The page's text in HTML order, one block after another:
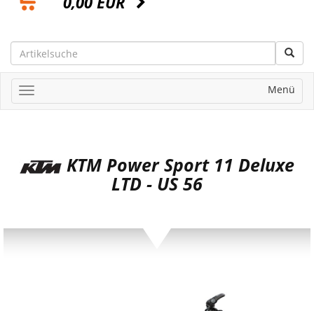
Menü
KTM Power Sport 11 Deluxe
LTD - US 56